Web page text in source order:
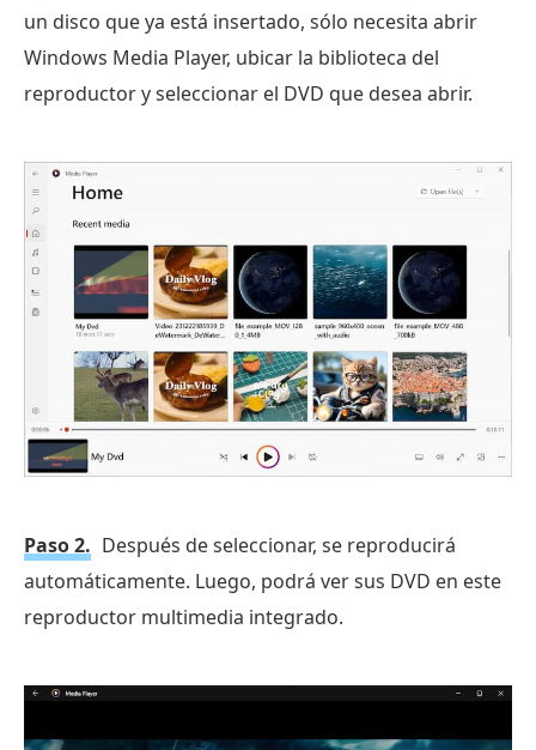
un disco que ya está insertado, sólo necesita abrir
Windows Media Player, ubicar la biblioteca del
reproductor y seleccionar el DVD que desea abrir.
Paso 2. Después de seleccionar, se reproducirá
automáticamente. Luego, podrá ver sus DVD en este
reproductor multimedia integrado.